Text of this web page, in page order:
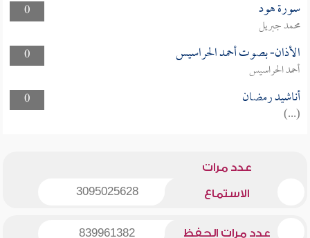
0
سورة هود
محمد جبريل
0
الأذان- بصوت أحمد الحراسيس
أحمد الحراسيس
0
أناشيد رمضان
(...)
عدد مرات
الاستماع 3095025628
عدد مرات الحفظ 839961382